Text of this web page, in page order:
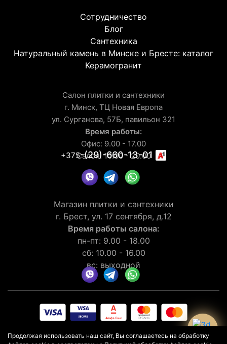
Сотрудничество
Блог
Сантехника
Натуральный камень в Минске и Бресте: каталог
Керамогранит
Салон плитки и сантехники
г. Минск, ТЦ Новая Европа
ул. Сурганова, 57Б, павильон 321
Время работы:
Офис: 9.00 - 17.00
Салон: 10.00 - 20.00
+375-(29)-660-13-01
Магазин плитки и сантехники
г. Брест, ул. 17 сентября, д.12
Время работы салона:
пн-пт: 9.00 - 18.00
сб: 10.00 - 16.00
вс: выходной
отзывов 30 клиентов
Продолжая использовать наш сайт, Вы соглашаетесь на обработку